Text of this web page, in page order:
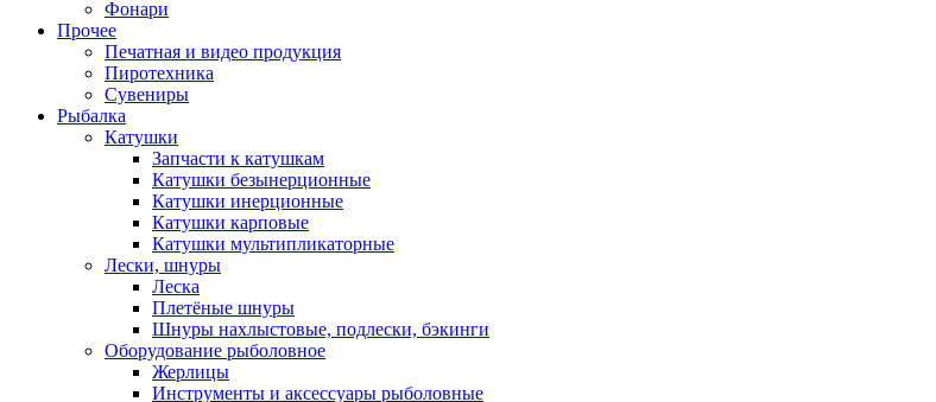
Фонари
Прочее
Печатная и видео продукция
Пиротехника
Сувениры
Рыбалка
Катушки
Запчасти к катушкам
Катушки безынерционные
Катушки инерционные
Катушки карповые
Катушки мультипликаторные
Лески, шнуры
Леска
Плетёные шнуры
Шнуры нахлыстовые, подлески, бэкинги
Оборудование рыболовное
Жерлицы
Инструменты и аксессуары рыболовные